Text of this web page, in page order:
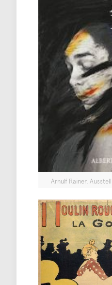
Arnulf Rainer,